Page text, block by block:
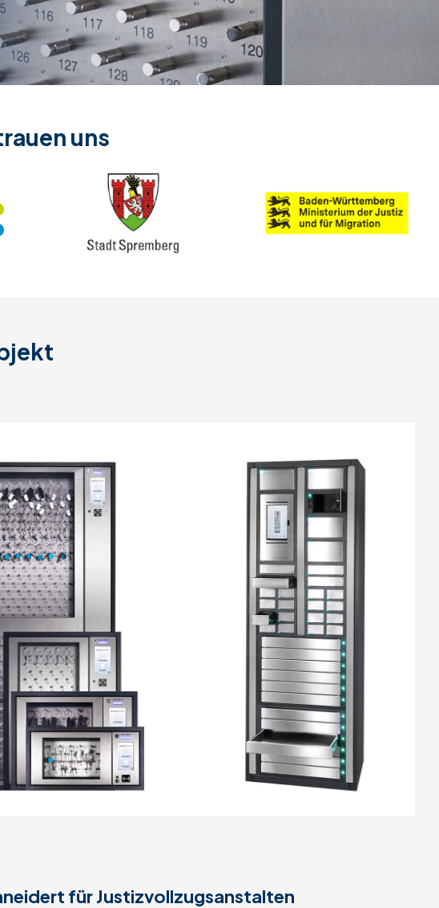
Verbinden Sie praktisch jede
Geschäftsanwendung von
Drittanbietern
uns
für Justizvollzugsanstalten